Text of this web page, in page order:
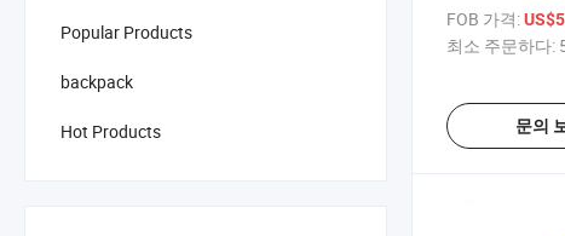
Popular Products
backpack
Hot Products
FOB 가격:
최소 주문하다:
문의